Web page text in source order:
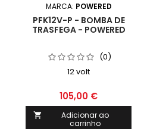
MARCA: POWERED
PFK12V-P - BOMBA DE
TRASFEGA - POWERED
(0)
12 volt
105,00 €

Adicionar ao
carrinho